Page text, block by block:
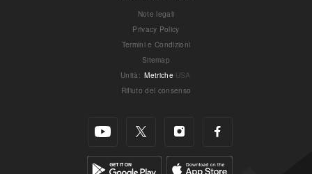
Note legali
Privacy Policy
Termini e Condizioni
Sitemap
Unità : Metriche USA
Rifiuto del consenso